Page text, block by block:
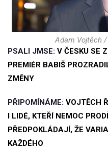
Adam Vojtěch
PSALI JMSE: V ČESKU SE
PREMIÉR BABIŠ
ZMĚNY
PŘIPOMÍNÁME: VOJTĚCH
I LIDÉ, KTEŘÍ NEMOC
PŘEDPOKLÁDAJÍ, ŽE
KAŽDÉHO